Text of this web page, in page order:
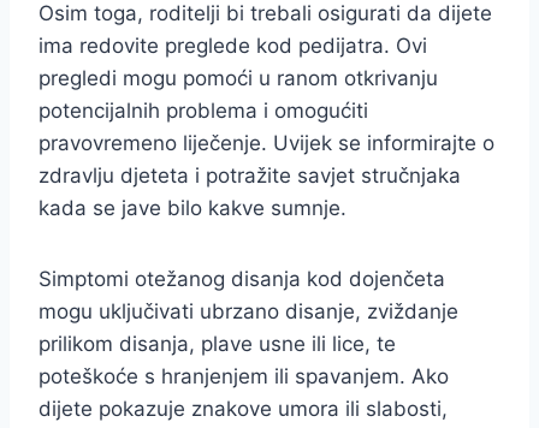
Osim toga, roditelji bi trebali osigurati da dijete
ima redovite preglede kod pedijatra. Ovi
pregledi mogu pomoći u ranom otkrivanju
potencijalnih problema i omogućiti
pravovremeno liječenje. Uvijek se informirajte o
zdravlju djeteta i potražite savjet stručnjaka
kada se jave bilo kakve sumnje.
Simptomi otežanog disanja kod dojenčeta
mogu uključivati ubrzano disanje, zviždanje
prilikom disanja, plave usne ili lice, te
poteškoće s hranjenjem ili spavanjem. Ako
dijete pokazuje znakove umora ili slabosti,